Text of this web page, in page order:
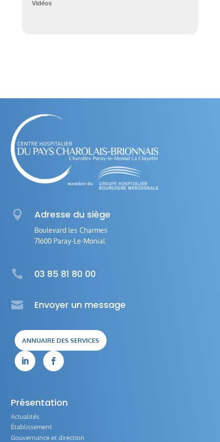
Vidéos
 Adresse du siège
Boulevard les Charmes
71600 Paray-Le-Monial
 03 85 81 80 00
 Envoyer un message
ANNUAIRE DES SERVICES
 
Présentation
Actualités
Établissement
Gouvernance et direction